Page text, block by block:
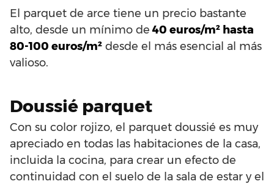
El parquet de arce tiene un precio bastante
alto, desde un mínimo de 40 euros/m² hasta
80-100 euros/m² desde el más esencial al más
valioso.
Doussié parquet
Con su color rojizo, el parquet doussié es muy
apreciado en todas las habitaciones de la casa,
incluida la cocina, para crear un efecto de
continuidad con el suelo de la sala de estar y el